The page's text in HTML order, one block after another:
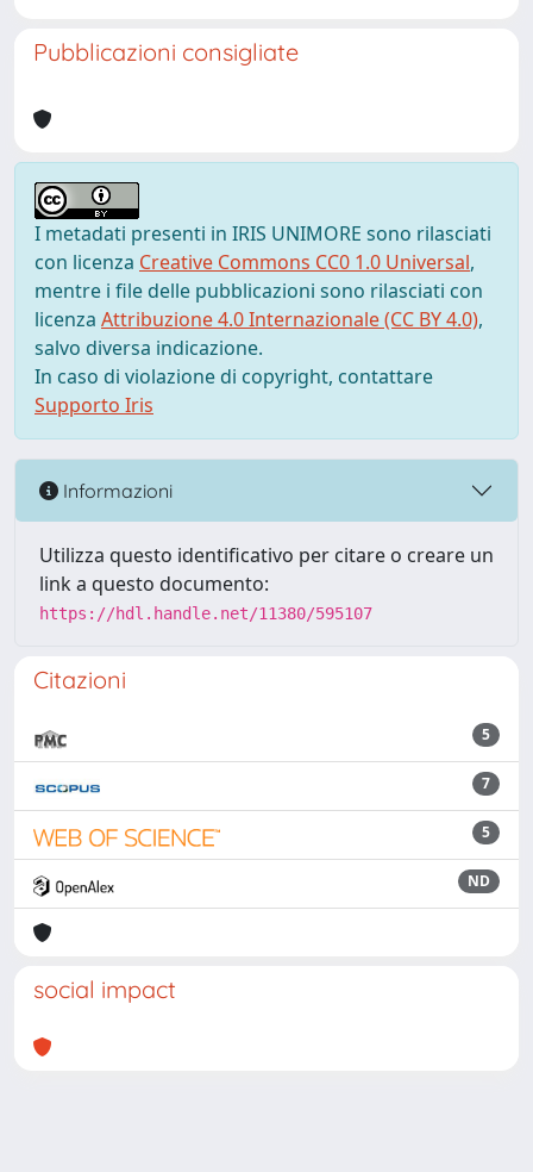
Pubblicazioni consigliate
I metadati presenti in IRIS UNIMORE sono rilasciati
con licenza Creative Commons CC0 1.0 Universal,
mentre i file delle pubblicazioni sono rilasciati con
licenza Attribuzione 4.0 Internazionale (CC BY 4.0),
salvo diversa indicazione.
In caso di violazione di copyright, contattare
Supporto Iris
Informazioni
Utilizza questo identificativo per citare o creare un
link a questo documento:
https://hdl.handle.net/11380/595107
Citazioni
5
7
5
ND
social impact